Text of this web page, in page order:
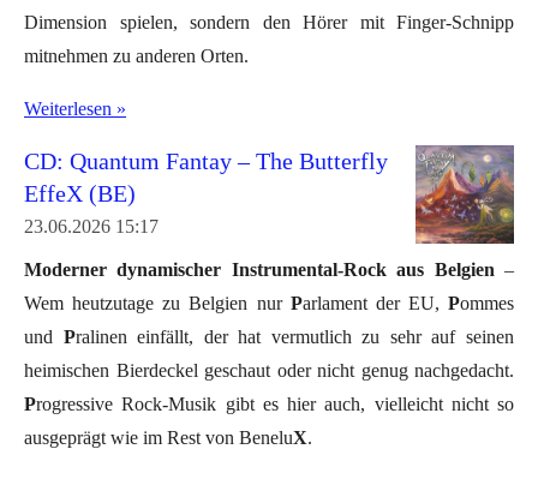
Dimension spielen, sondern den Hörer mit Finger-Schnipp
mitnehmen zu anderen Orten.
Weiterlesen »
CD: Quantum Fantay – The Butterfly
EffeX (BE)
23.06.2026 15:17
Moderner dynamischer Instrumental-Rock aus Belgien –
Wem heutzutage zu Belgien nur Parlament der EU, Pommes
und Pralinen einfällt, der hat vermutlich zu sehr auf seinen
heimischen Bierdeckel geschaut oder nicht genug nachgedacht.
Progressive Rock-Musik gibt es hier auch, vielleicht nicht so
ausgeprägt wie im Rest von BeneluX.